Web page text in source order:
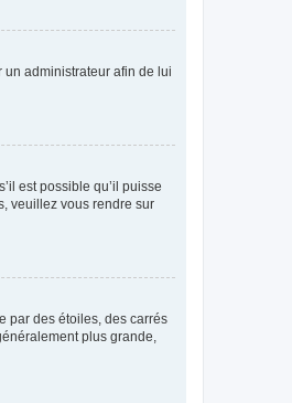
un administrateur afin de lui
est possible qu’il puisse
veuillez vous rendre sur
par des étoiles, des carrés
plus grande,